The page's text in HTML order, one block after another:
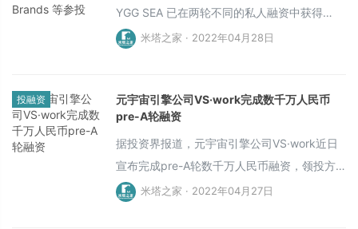
YGG SEA 已在两轮不同的私人融资中获得
1500 万美元。它将利用这些收益来推动东南
融资则由 Crypto. com Capital、Animoca
Brands、Jump Capital、Circle、Digital
Currency Group、Hashed、Polygon、
Bukalapa等参投。
米塔之家 · 2022年04月28日
投融资
元宇宙引擎公司VS·work完成数千万人民币
pre-A轮融资
据投资界报道，元宇宙引擎公司VS·work近日
宣布完成pre-A轮数千万人民币融资，领投方
为金雨茂物投资管理。具体金额未披露，资金
米塔之家 · 2022年04月27日